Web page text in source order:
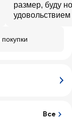
размер, буду
удовольствием
Все